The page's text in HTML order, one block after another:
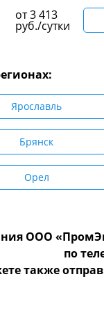
от3 413
руб./сутки
Ярославль
Брянск
Орел
ООО
по
также